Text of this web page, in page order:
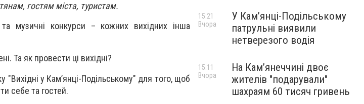
гостям міста, туристам.
та музичні конкурси – кожних вихідних інша
Та як провести ці вихідні?
"Вихідні у Кам’янці-Подільському" для того, щоб
себе та гостей.
У Кам’янці-Подільському
патрульні виявили
нетверезого водія
15:21
Вчора
На Камʼянеччині двоє
жителів "подарували"
шахраям 60 тисяч гривень
15:11
Вчора